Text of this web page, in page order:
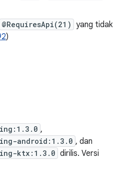
@RequiresApi(21) yang tidak
)
,
android:1.3.0 , dan
ktx:1.3.0 dirilis. Versi